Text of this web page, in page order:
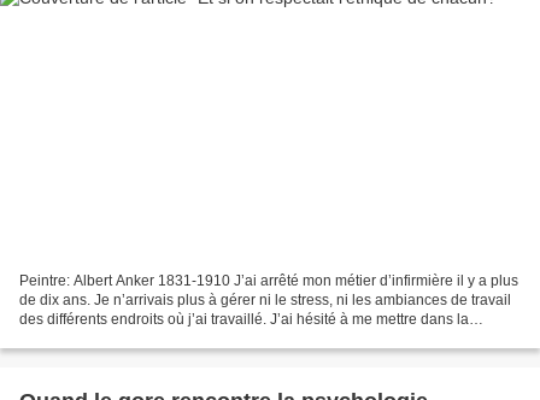
Peintre: Albert Anker 1831-1910 J’ai arrêté mon métier d’infirmière il y a plus
de dix ans. Je n’arrivais plus à gérer ni le stress, ni les ambiances de travail
des différents endroits où j’ai travaillé. J’ai hésité à me mettre dans la